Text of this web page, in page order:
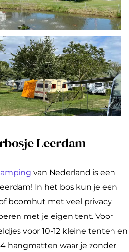
Leerdam
van Nederland is een
In het bos kun je een
boomhut met veel privacy
met je eigen tent. Voor
voor 10-12 kleine tenten en
4 hangmatten waar je zonder